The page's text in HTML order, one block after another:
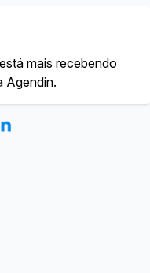
mais recebendo
Agendin.